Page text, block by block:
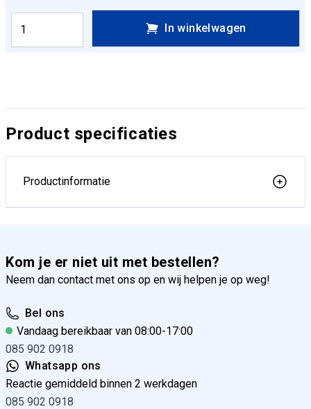
In winkelwagen
Product specificaties
Productinformatie
Kom je er niet uit met bestellen?
Neem dan contact met ons op en wij helpen je op weg!
Bel ons
Vandaag bereikbaar van 08:00-17:00
085 902 0918
Whatsapp ons
Reactie gemiddeld binnen 2 werkdagen
085 902 0918